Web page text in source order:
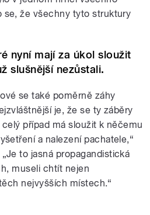
se, že všechny tyto struktury
nyní mají za úkol sloužit
slušnější nezůstali.
se také poměrně záhy
je, že se ty záběry
případ má sloužit k něčemu
a nalezení pachatele,“
to jasná propagandistická
museli chtít nejen
nejvyšších místech.“